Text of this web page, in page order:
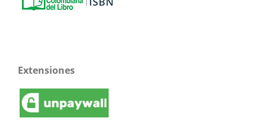
Extensiones